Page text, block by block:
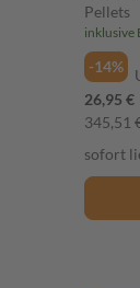
Pellets
inklusive
-14%
26,95 €
345,51
sofort